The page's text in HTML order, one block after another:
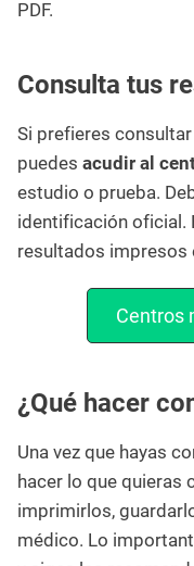
PDF.
Consulta tus
Si prefieres
puedes acudir al
estudio o prueba.
identificación oficial.
resultados impresos
Centros
¿Qué hacer
Una vez que hayas
hacer lo que quieras
imprimirlos,
médico. Lo